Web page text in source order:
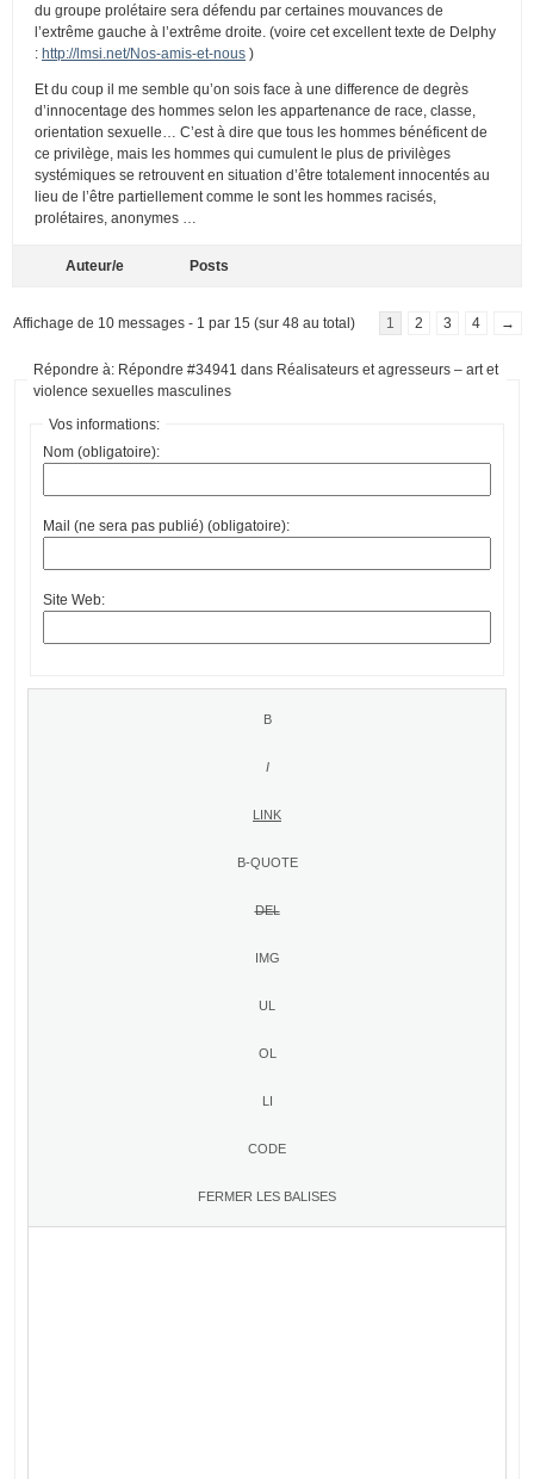
du groupe prolétaire sera défendu par certaines mouvances de
l’extrême gauche à l’extrême droite. (voire cet excellent texte de Delphy
: http://lmsi.net/Nos-amis-et-nous )
Et du coup il me semble qu’on sois face à une difference de degrès
d’innocentage des hommes selon les appartenance de race, classe,
orientation sexuelle… C’est à dire que tous les hommes bénéficent de
ce privilège, mais les hommes qui cumulent le plus de privilèges
systémiques se retrouvent en situation d’être totalement innocentés au
lieu de l’être partiellement comme le sont les hommes racisés,
prolétaires, anonymes …
Auteur/e Posts
Affichage de 10 messages - 1 par 15 (sur 48 au total) 1 2 3 4 →
Répondre à: Répondre #34941 dans Réalisateurs et agresseurs – art et
violence sexuelles masculines
Vos informations:
Nom (obligatoire):
Mail (ne sera pas publié) (obligatoire):
Site Web: